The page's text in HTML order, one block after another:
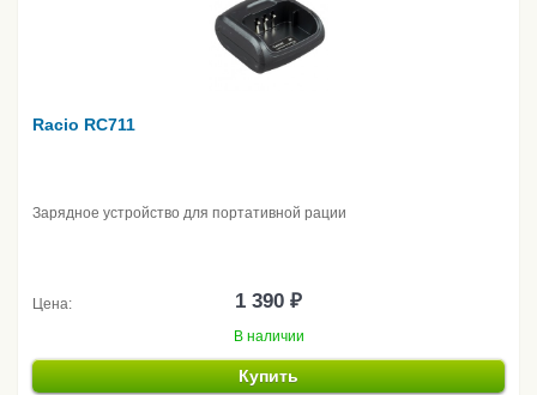
Racio RC711
Зарядное устройство для портативной рации
Цена: 1 390 ₽
В наличии
Купить